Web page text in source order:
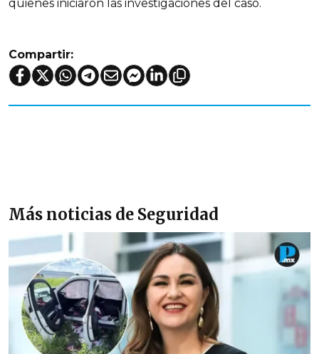
quienes iniciaron las investigaciones del caso.
Compartir:
Más noticias de Seguridad